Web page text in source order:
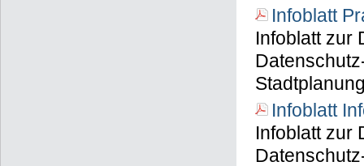
Infoblatt
Infoblatt zur
Infoblatt
Infoblatt zur